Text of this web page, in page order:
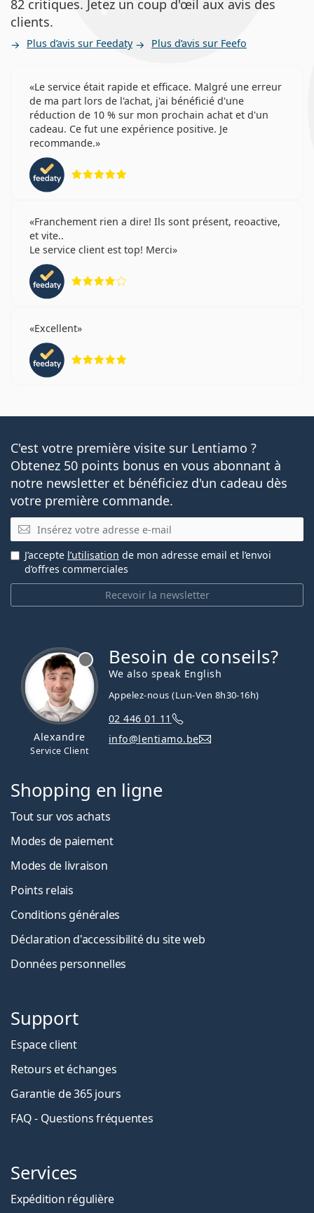
Peut-on dormir avec Acuvue Oasys 1-Day with
Quelle est la différence entre un paquet de 30,
un paquet de 90 et un paquet de 180 d'Acuvue
Oasys 1-Day ?
Les lentilles Acuvue Oasys 1-Day with HydraLuxe
sont présentées sous blister de 30, 90 et 180
lentilles individuelles. Si une lentille est utilisée par
paquet de 90 lentilles durera 90 jours et un paquet
de 180 lentilles durera 180 jours.
En termes de coût initial, le pack de
l'option la moins chère, suivi du pack de
lentilles, puis de l'option Acuvue Oasys 1-Day avec
lentille diminue à mesure que la quantité
augmente, ce qui signifie que l'option 180 lentilles
vous permettra d'économiser de l'argent à long
terme.
Autres lentilles de contact jetables
journalières
1-DAY Acuvue Moist
DAILIES AquaComfort Plus
DAILIES Total 1
Lenjoy 1 Day Comfort
SofLens Daily Disposable
Articles associés du blog Lentiamo
S'habituer aux lentilles de contact : Combien de
temps cela prend-il ?
Comment entretenir ses lentilles de contact
Peut-on se doucher avec des lentilles de contact ?
Vendu le plus souvent avec les collyres
Drops 15 ml.
Ceci est un dispositif médical. Lisez le mode d'emploi
82 critiques. Jetez un coup d'œil aux avis des
clients.
Plus d’avis sur Feedaty Plus d’avis sur Feefo
Le service était rapide et efficace. Malgré une erreur
de ma part lors de l'achat, j'ai bénéficié d'une
réduction de 10 % sur mon prochain achat et d'un
cadeau. Ce fut une expérience positive. Je
recommande.
Franchement rien a dire! Ils sont présent, reoactive,
et vite..
Le service client est top! Merci
Excellent
C'est votre première visite sur Lentiamo ?
Obtenez 50 points bonus en vous abonnant à
notre newsletter et bénéficiez d'un cadeau dès
votre première commande.
E-mail
Recevoir la newsletter
J’accepte l’utilisation de mon adresse email et l’envoi
d’offres commerciales
Alexandre
Service Client
Besoin de conseils?
We also speak English
Appelez-nous (Lun-Ven 8h30-16h)
02 446 01 11
info@lentiamo.be
Shopping en ligne
Tout sur vos achats
Modes de paiement
Modes de livraison
Points relais
Conditions générales
Déclaration d'accessibilité du site web
Données personnelles
Support
Espace client
Retours et échanges
Garantie de 365 jours
FAQ - Questions fréquentes
Services
Expédition régulière